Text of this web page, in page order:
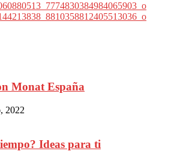
Monat España
2022
Ideas para ti